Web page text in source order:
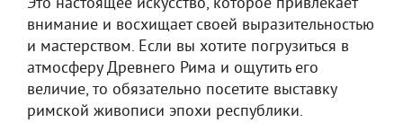
внимание и восхищает своей выразительностью
и мастерством. Если вы хотите погрузиться в
атмосферу Древнего Рима и ощутить его
величие, то обязательно посетите выставку
римской живописи эпохи республики.